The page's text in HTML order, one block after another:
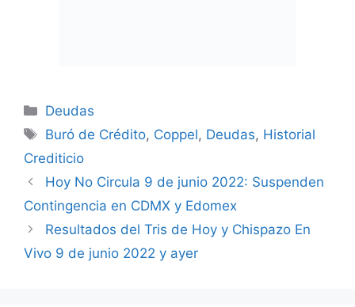
Categorías
Deudas
Etiquetas
Buró de Crédito, Coppel, Deudas, Historial
Crediticio
Hoy No Circula 9 de junio 2022: Suspenden
Contingencia en CDMX y Edomex
Resultados del Tris de Hoy y Chispazo En
Vivo 9 de junio 2022 y ayer